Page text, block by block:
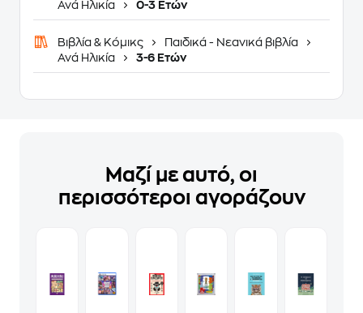
Ανά Ηλικία
0-3 Ετών
Βιβλία & Κόμικς
Παιδικά - Νεανικά βιβλία
Ανά Ηλικία
3-6 Ετών
Μαζί με αυτό, οι
περισσότεροι αγοράζουν